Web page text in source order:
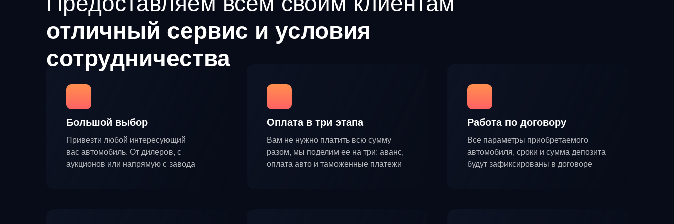
Большой выбор
Привезти любой интересующий
вас автомобиль. От дилеров, с
аукционов или напрямую с завода
Оплата в три этапа
Вам не нужно платить всю сумму
разом, мы поделим ее на три: аванс,
оплата авто и таможенные платежи
Работа по договору
Все параметры приобретаемого
автомобиля, сроки и сумма депозита
будут зафиксированы в договоре
отличный сервис и условия
сотрудничества